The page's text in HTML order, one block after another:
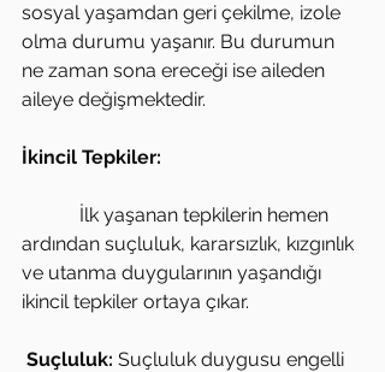
sosyal yaşamdan geri çekilme, izole
olma durumu yaşanır. Bu durumun
ne zaman sona ereceği ise aileden
aileye değişmektedir.
İkincil Tepkiler:
ardından suçluluk, kararsızlık, kızgınlık
ve utanma duygularının yaşandığı
ikincil tepkiler ortaya çıkar.
Suçluluk: Suçluluk duygusu engelli